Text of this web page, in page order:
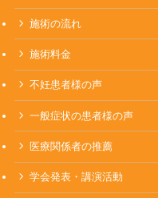
施術の流れ
施術料金
不妊患者様の声
一般症状の患者様の声
医療関係者の推薦
学会発表・講演活動